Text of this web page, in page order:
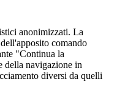
anonimizzati. La
comando
"Continua la
della navigazione in
diversi da quelli